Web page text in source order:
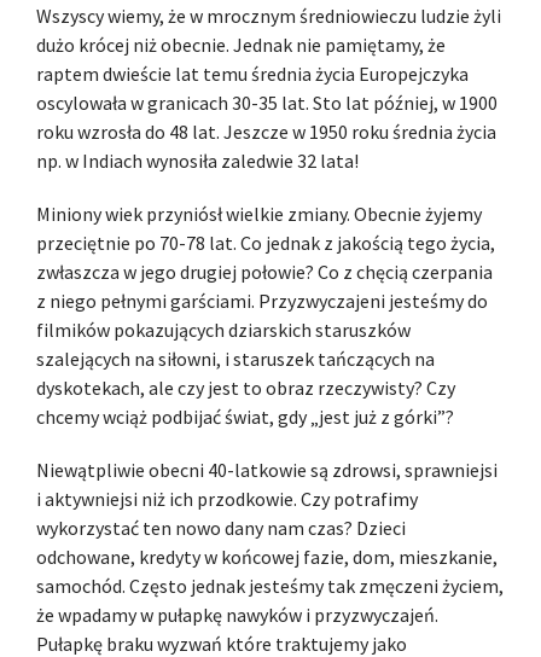
Wszyscy wiemy, że w mrocznym średniowieczu ludzie żyli
dużo krócej niż obecnie. Jednak nie pamiętamy, że
raptem dwieście lat temu średnia życia Europejczyka
oscylowała w granicach 30-35 lat. Sto lat później, w 1900
roku wzrosła do 48 lat. Jeszcze w 1950 roku średnia życia
np. w Indiach wynosiła zaledwie 32 lata!
Miniony wiek przyniósł wielkie zmiany. Obecnie żyjemy
przeciętnie po 70-78 lat. Co jednak z jakością tego życia,
zwłaszcza w jego drugiej połowie? Co z chęcią czerpania
z niego pełnymi garściami. Przyzwyczajeni jesteśmy do
filmików pokazujących dziarskich staruszków
szalejących na siłowni, i staruszek tańczących na
dyskotekach, ale czy jest to obraz rzeczywisty? Czy
chcemy wciąż podbijać świat, gdy „jest już z górki”?
Niewątpliwie obecni 40-latkowie są zdrowsi, sprawniejsi
i aktywniejsi niż ich przodkowie. Czy potrafimy
wykorzystać ten nowo dany nam czas? Dzieci
odchowane, kredyty w końcowej fazie, dom, mieszkanie,
samochód. Często jednak jesteśmy tak zmęczeni życiem,
że wpadamy w pułapkę nawyków i przyzwyczajeń.
Pułapkę braku wyzwań które traktujemy jako